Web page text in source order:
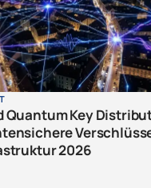
Quantum Key
2026